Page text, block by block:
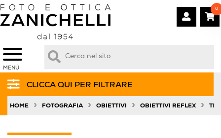
MENÙ
0
CLICCA QUI PER FILTRARE
HOME » FOTOGRAFIA » OBIETTIVI » OBIETTIVI REFLEX »